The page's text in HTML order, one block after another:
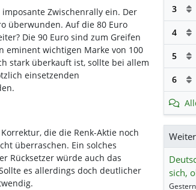
Zwischenrally ein. Der
überwunden. Auf die 80 Euro
Die 90 Euro sind zum Greifen
eminent wichtigen Marke von 100
stark überkauft ist, sollte bei allem
einsetzenden
die die Renk-Aktie noch
überraschen. Ein solches
Rücksetzer würde auch das
es allerdings doch deutlicher
3
4
5
6
sich,